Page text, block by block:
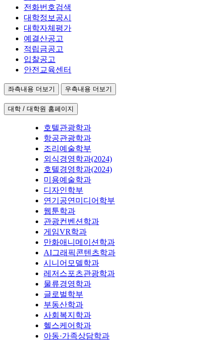
전화번호검색
대학정보공시
대학자체평가
예결산공고
적립금공고
입찰공고
안전교육센터
좌측내용 더보기 우측내용 더보기
대학 / 대학원 홈페이지
호텔관광학과
항공관광학과
조리예술학부
외식경영학과(2024)
호텔경영학과(2024)
미용예술학과
디자인학부
연기공연미디어학부
웹툰학과
관광컨벤션학과
게임VR학과
만화애니메이션학과
AI그래픽콘텐츠학과
시니어모델학과
레저스포츠관광학과
물류경영학과
글로벌학부
부동산학과
사회복지학과
헬스케어학과
아동·가족상담학과